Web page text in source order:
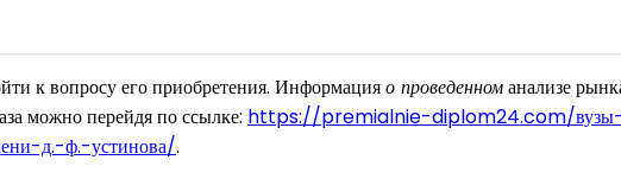
к вопросу его приобретения. Информацияо проведенноманализе
можно перейдя по ссылке: https://premialnie-diplom24.com/вузы-
д.-ф.-устинова/.